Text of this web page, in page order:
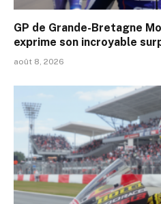
GP de Grande-Bretagne
exprime son incroyable
août 8, 2026